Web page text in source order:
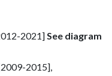
2021]See diagram
2015],